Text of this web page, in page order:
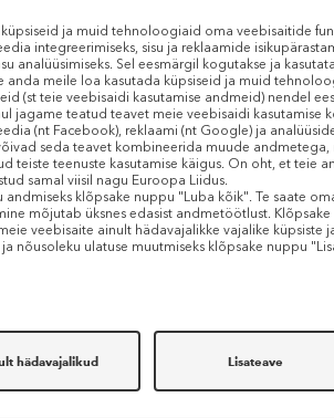
KOGUS